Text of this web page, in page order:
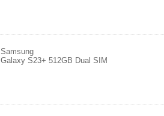
Samsung
Galaxy S23+ 512GB Dual SIM